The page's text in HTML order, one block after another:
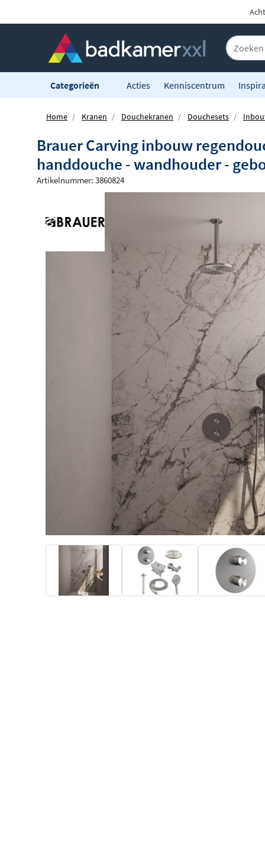
Categorieën Acties Kenniscentrum
Home Kranen Douchekranen Douchesets
Brauer Carving inbouw
handdouche - wandhouder -
Artikelnummer: 3860824